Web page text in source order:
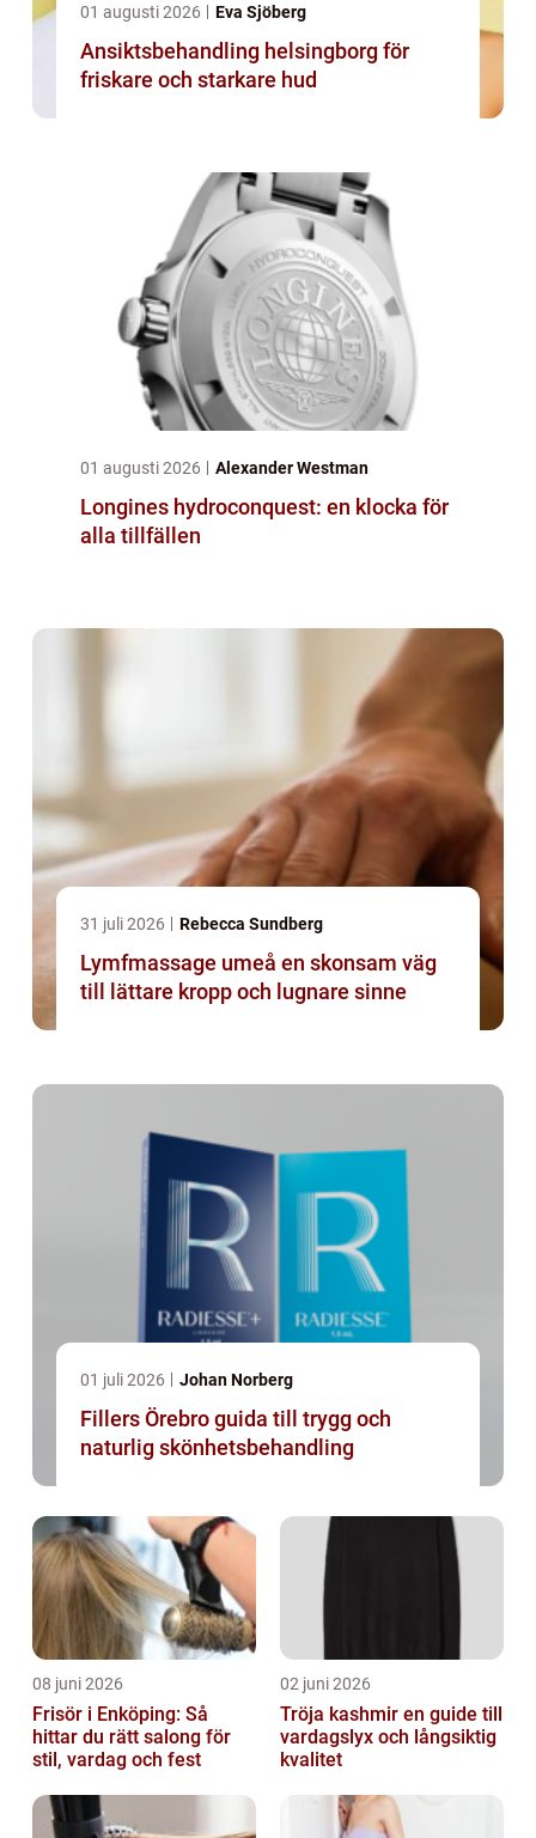
01 augusti 2026 Eva Sjöberg
Ansiktsbehandling helsingborg för
friskare och starkare hud
01 augusti 2026 Alexander Westman
Longines hydroconquest: en klocka för
alla tillfällen
31 juli 2026 Rebecca Sundberg
Lymfmassage umeå en skonsam väg
till lättare kropp och lugnare sinne
01 juli 2026 Johan Norberg
Fillers Örebro guida till trygg och
naturlig skönhetsbehandling
08 juni 2026
Frisör i Enköping: Så
hittar du rätt salong för
stil, vardag och fest
02 juni 2026
Tröja kashmir en guide till
vardagslyx och långsiktig
kvalitet